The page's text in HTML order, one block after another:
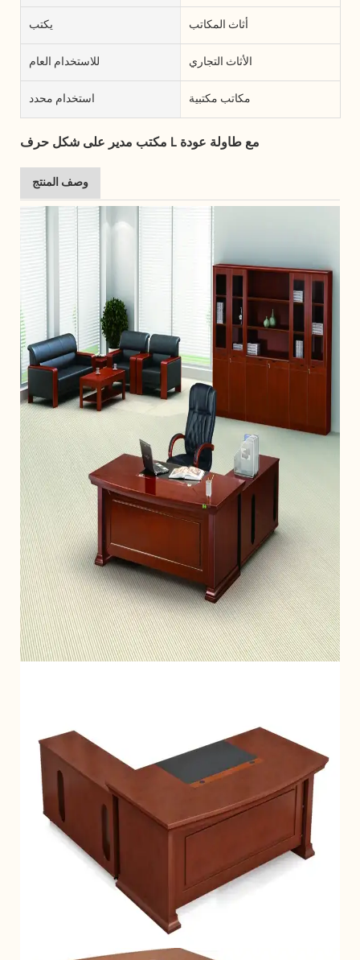
يكتب
أثاث المكاتب
للاستخدام العام
الأثاث التجاري
استخدام محدد
مكاتب مكتبية
مكتب مدير على شكل حرف L مع طاولة عودة
وصف المنتج